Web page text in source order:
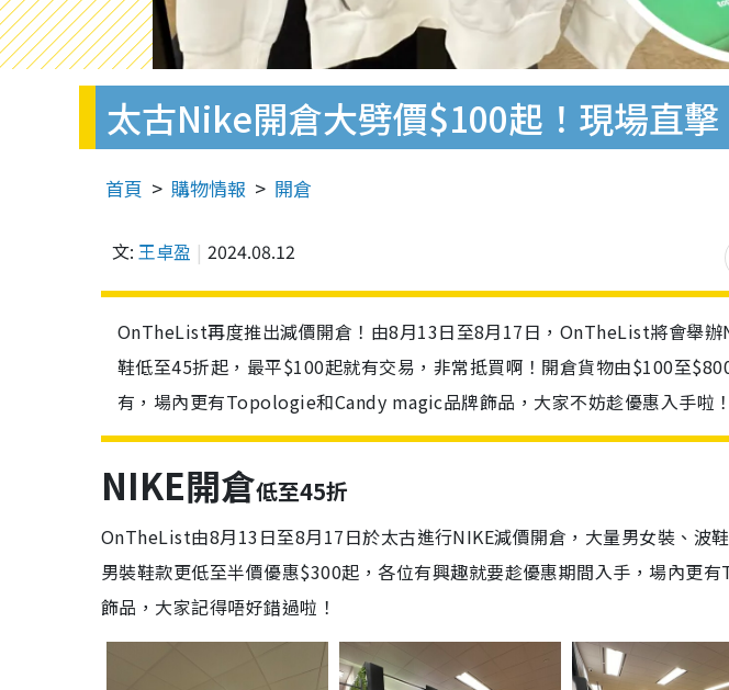
太古Nike開倉大劈價$100起！現場直
首頁 購物情報 開倉
文: 王卓盈 2024.08.12
OnTheList再度推出減價開倉！由8月13日至8月17日，OnTheList將會舉辦
鞋低至45折起，最平$100起就有交易，非常抵買啊！開倉貨物由$100至
有，場內更有Topologie和Candy magic品牌飾品，大家不妨趁優惠入手啦！
NIKE開倉低至45折
OnTheList由8月13日至8月17日於太古進行NIKE減價開倉，大量男女裝、波
男裝鞋款更低至半價優惠$300起，各位有興趣就要趁優惠期間入手，場內更
飾品，大家記得唔好錯過啦！